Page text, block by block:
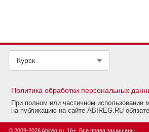
Курск
Политика обработки персональных
При полном или частичном использовании
на публикацию на сайте ABIREG.RU
© 2009-2026 Abireg.ru, 16+. Все права защищены.